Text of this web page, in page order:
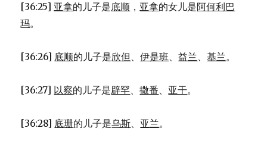
[36:25] 亚拿的儿子是底顺 ， 亚拿的女儿是阿何利巴
玛。
[36:26] 底顺的儿子是欣但 、伊是班、益兰、基兰。
[36:27] 以察的儿子是辟罕、撒番、 亚干。
[36:28] 底珊的儿子是乌斯、 亚兰。